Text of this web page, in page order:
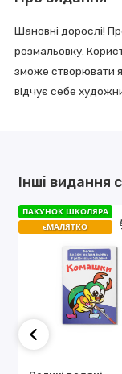
Шановні дорослі!
розмальовку.
зможе створювати
відчує себе
Інші видання
ПАКУНОК ШКОЛЯРА
єМАЛЯТКО
ПАКУНОК ШКОЛЯРА
єМАЛЯТКО